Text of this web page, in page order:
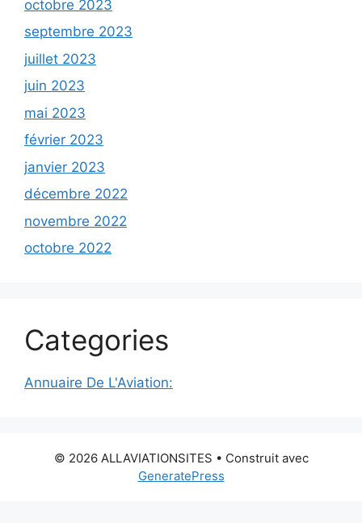
octobre 2023
septembre 2023
juillet 2023
juin 2023
mai 2023
février 2023
janvier 2023
décembre 2022
novembre 2022
octobre 2022
Categories
Annuaire De L'Aviation:
© 2026 ALLAVIATIONSITES • Construit avec
GeneratePress